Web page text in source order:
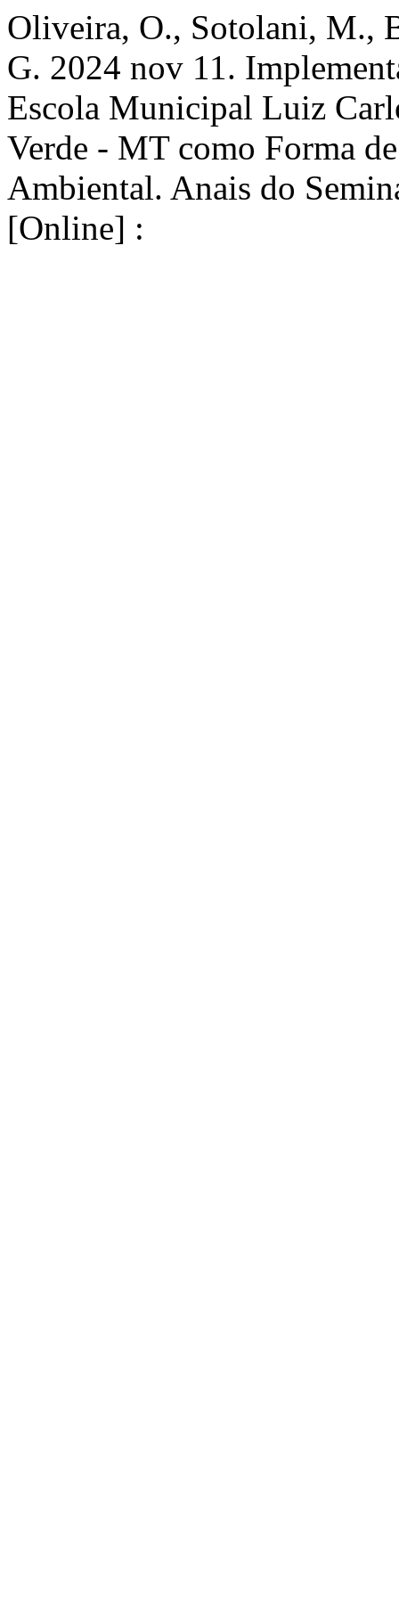
Oliveira, O., Sotolani, M.,
G. 2024 nov 11.
Escola Municipal Luiz
Verde - MT como Forma
Ambiental. Anais do
[Online] :